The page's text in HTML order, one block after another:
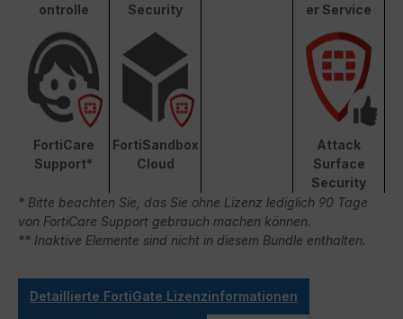
ontrolle
Security
er Service
FortiCare
Support*
FortiSandbox
Cloud
Attack
Surface
Security
* Bitte beachten Sie, das Sie ohne Lizenz lediglich 90 Tage
von FortiCare Support gebrauch machen können.
** Inaktive Elemente sind nicht in diesem Bundle enthalten.
Detaillierte FortiGate Lizenzinformationen